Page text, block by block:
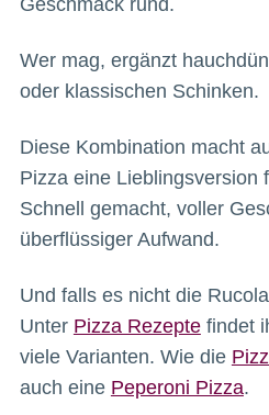
Wer mag, ergänzt
oder klassischen Schinken.
Diese Kombination macht
Pizza eine Lieblingsversion
Schnell gemacht, voller
überflüssiger Aufwand.
Und falls es nicht die
Unter Pizza Rezeptefindet
viele Varianten. Wie die
auch eine Peperoni Pizza.